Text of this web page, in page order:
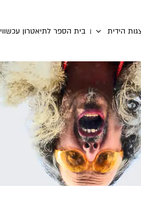
הידית בית הספר לתיאטרון עכשווי